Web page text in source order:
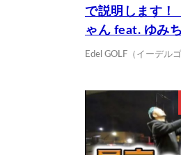
で説明します！
ゃん feat. ゆみ
Edel GOLF（イーデル